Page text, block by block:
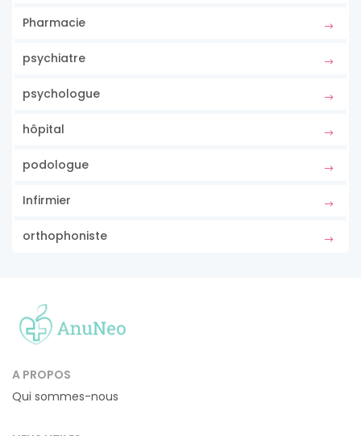
Pharmacie
psychiatre
psychologue
hôpital
podologue
Infirmier
orthophoniste
A PROPOS
Qui sommes-nous